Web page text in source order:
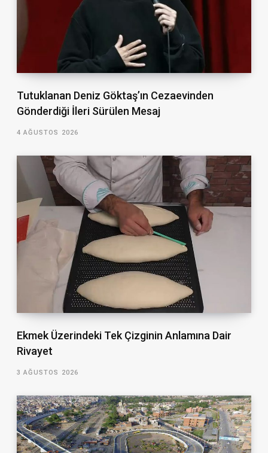
Tutuklanan Deniz Göktaş’ın Cezaevinden
Gönderdiği İleri Sürülen Mesaj
4 AĞUSTOS 2026
Ekmek Üzerindeki Tek Çizginin Anlamına Dair
Rivayet
3 AĞUSTOS 2026